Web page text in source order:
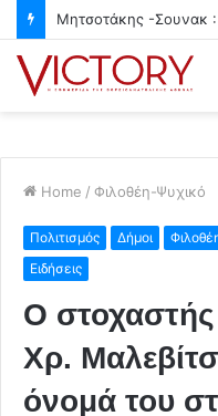
Home / Φιλοθέη-Ψυχικό
Πολιτισμός Δήμοι
Ειδήσεις
Ο
Χρ.
όνομά του